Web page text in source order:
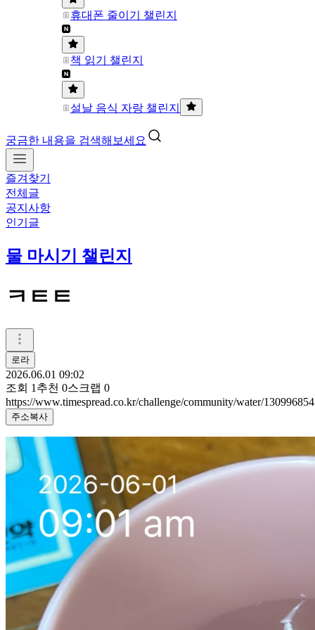
휴대폰 줄이기 챌린지
책 읽기 챌린지
설날 음식 자랑 챌린지
궁금한 내용을 검색해보세요
즐겨찾기
전체글
공지사항
인기글
물 마시기 챌린지
ㅋㅌㅌ
로라
2026.06.01 09:02
조회 1 추천 0스크랩 0
https://www.timespread.co.kr/challenge/community/water/130996854
주소복사